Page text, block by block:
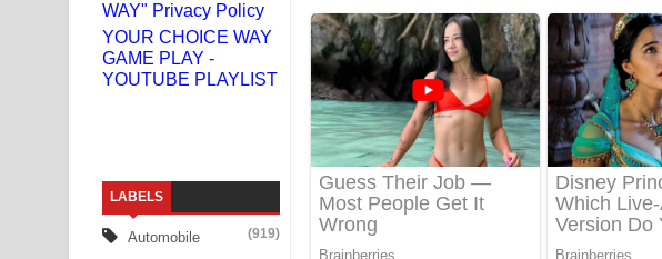
Numba Dun Aadare Song Lyrics - නුඹ දුන් ආදරේ ගීතයේ පද පෙළ
Liyamuda Dan Anagathe Song Lyrics - ලියමුද දැන් අනාගතේ ගීතයේ පද පෙළ
Doni Song Lyrics - දෝණි ගීතයේ පද පෙළ
Benthara Palame Song Lyrics - බෙන්තර පාලමේ ගීතයේ පද පෙළ
Sanda Babalena Song Lyrics - සඳ බැබලෙන ගීතයේ පද පෙළ
Adare Wadi Nisa Song Lyrics - ආදරේ වැඩි නිසා ගීතයේ පද පෙළ
WAY" Privacy Policy
YOUR CHOICE WAY
GAME PLAY -
YOUTUBE PLAYLIST
LABELS
Automobile (919)